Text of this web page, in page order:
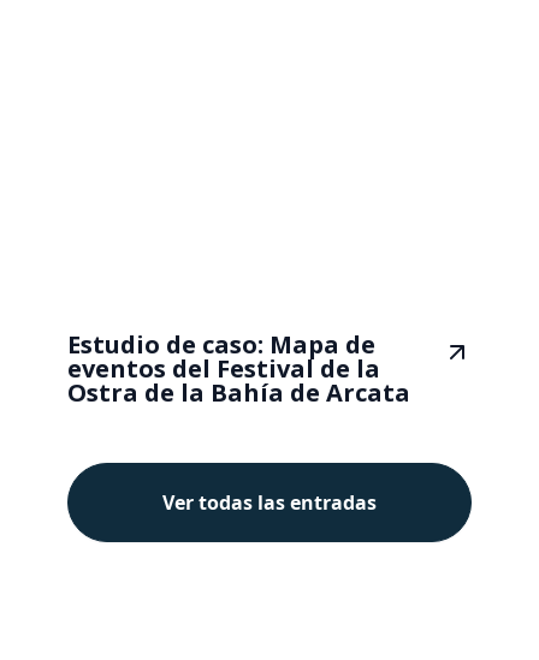
Estudio de caso: Mapa de
eventos del Festival de la
Ostra de la Bahía de Arcata
Ver todas las entradas